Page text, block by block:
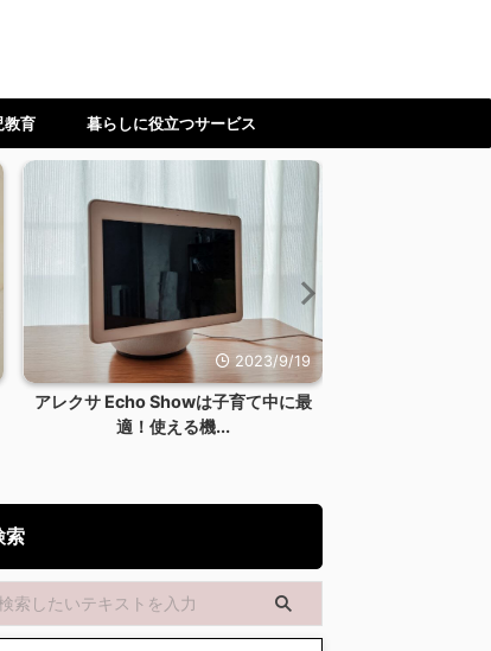
教育 暮らしに役立つサービス
2023/9/19
アレクサ Echo Showは子育て中に最
適！使える機...
索